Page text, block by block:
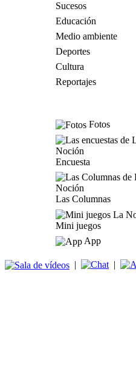
Sucesos
Educación
Medio ambiente
Deportes
Cultura
Reportajes
Fotos
Encuesta
Las Columnas
Mini juegos
App
| |